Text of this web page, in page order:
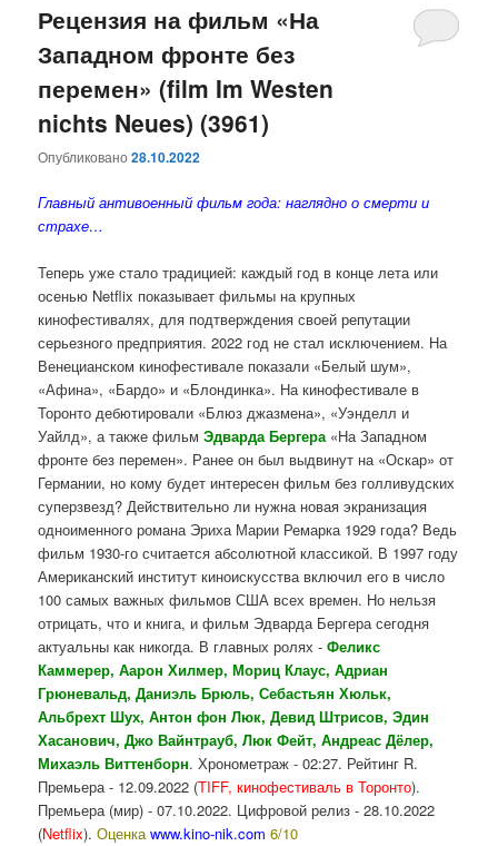
Рецензия на фильм «На
Западном фронте без
перемен» (film Im Westen
nichts Neues) (3961)
Опубликовано28.10.2022
Главный антивоенный фильм года: наглядно о смерти и
страхе…
Теперь уже стало традицией: каждый год в конце лета или
осенью Netflix показывает фильмы на крупных
кинофестивалях, для подтверждения своей репутации
серьезного предприятия. 2022 год не стал исключением. На
Венецианском кинофестивале показали «Белый шум»,
«Афина», «Бардо» и «Блондинка». На кинофестивале в
Торонто дебютировали «Блюз джазмена», «Уэнделл и
Уайлд», а также фильмЭдварда Бергера «На Западном
фронте без перемен». Ранее он был выдвинут на «Оскар» от
Германии, но кому будет интересен фильм без голливудских
суперзвезд? Действительно ли нужна новая экранизация
одноименного романа Эриха Марии Ремарка 1929 года? Ведь
фильм 1930-го считается абсолютной классикой. В 1997 году
Американский институт киноискусства включил его в число
100 самых важных фильмов США всех времен. Но нельзя
отрицать, что и книга, и фильм Эдварда Бергера сегодня
актуальны как никогда. В главных ролях -Феликс
Каммерер, Аарон Хилмер, Мориц Клаус, Адриан
Грюневальд, Даниэль Брюль, Себастьян Хюльк,
Альбрехт Шух, Антон фон Люк, Девид Штрисов, Эдин
Хасанович, Джо Вайнтрауб, Люк Фейт, Андреас Дёлер,
Михаэль Виттенборн. Хронометраж - 02:27. Рейтинг R.
Премьера - 12.09.2022 (TIFF, кинофестиваль в Торонто).
Премьера (мир) - 07.10.2022. Цифровой релиз - 28.10.2022
(Netflix).Оценкаwww.kino-nik.com 6/10